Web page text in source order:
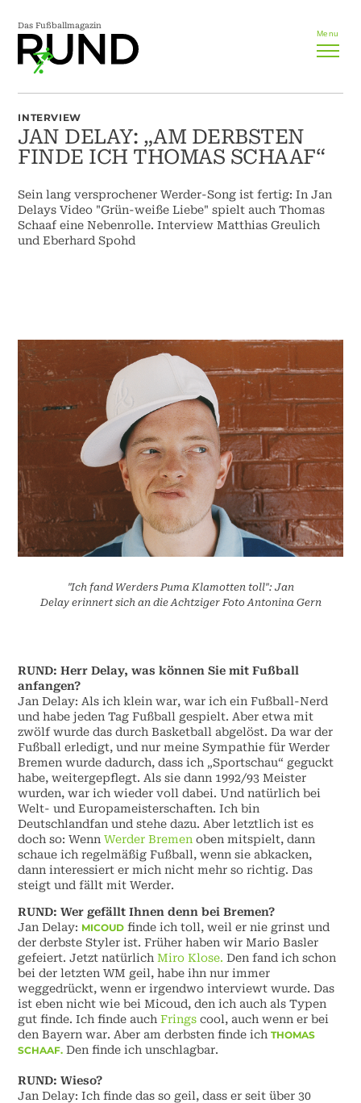
Das Fußballmagazin
Menu
INTERVIEW
JAN DELAY: „AM DERBSTEN
FINDE ICH THOMAS SCHAAF“
Sein lang versprochener Werder-Song ist fertig: In Jan
Delays Video "Grün-weiße Liebe" spielt auch Thomas
Schaaf eine Nebenrolle. Interview Matthias Greulich
und Eberhard Spohd
"Ich fand Werders Puma Klamotten toll": Jan
Delay erinnert sich an die Achtziger Foto Antonina Gern
RUND: Herr Delay, was können Sie mit Fußball
anfangen?
Jan Delay: Als ich klein war, war ich ein Fußball-Nerd
und habe jeden Tag Fußball gespielt. Aber etwa mit
zwölf wurde das durch Basketball abgelöst. Da war der
Fußball erledigt, und nur meine Sympathie für Werder
Bremen wurde dadurch, dass ich „Sportschau“ geguckt
habe, weitergepflegt. Als sie dann 1992/93 Meister
wurden, war ich wieder voll dabei. Und natürlich bei
Welt- und Europameisterschaften. Ich bin
Deutschlandfan und stehe dazu. Aber letztlich ist es
doch so: WennWerder Bremen oben mitspielt, dann
schaue ich regelmäßig Fußball, wenn sie abkacken,
dann interessiert er mich nicht mehr so richtig. Das
steigt und fällt mit Werder.
RUND: Wer gefällt Ihnen denn bei Bremen?
Jan Delay: MICOUD finde ich toll, weil er nie grinst und
der derbste Styler ist. Früher haben wir Mario Basler
gefeiert. Jetzt natürlichMiro Klose. Den fand ich schon
bei der letzten WM geil, habe ihn nur immer
weggedrückt, wenn er irgendwo interviewt wurde. Das
ist eben nicht wie bei Micoud, den ich auch als Typen
gut finde. Ich finde auchFrings cool, auch wenn er bei
den Bayern war. Aber am derbsten finde ichTHOMAS
SCHAAF. Den finde ich unschlagbar.
RUND: Wieso?
Jan Delay: Ich finde das so geil, dass er seit über 30